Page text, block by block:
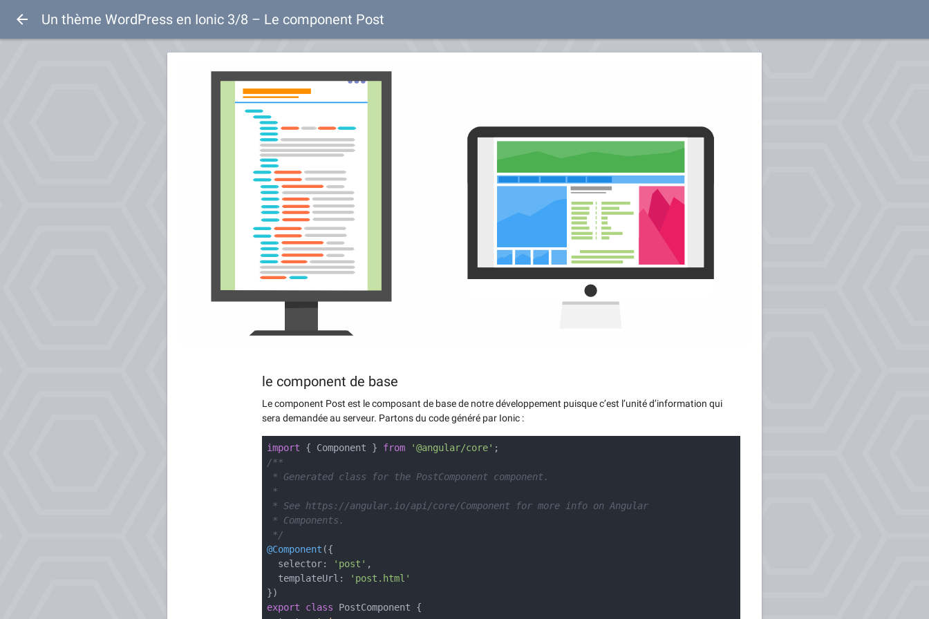
Un thème WordPress en Ionic 3/8 – Le component Post
le component de base
Le component Post est le composant de base de notre développement puisque c’est l’unité d’information qui
sera demandée au serveur. Partons du code généré par Ionic :
import { Component } from '@angular/core' ;
/**
* Generated class for the PostComponent component.
*
* See https://angular.io/api/core/Component for more info on Angular
* Components.
*/
@Component ({
selector:
'post' ,
templateUrl:
'post.html'
})
export
class PostComponent {